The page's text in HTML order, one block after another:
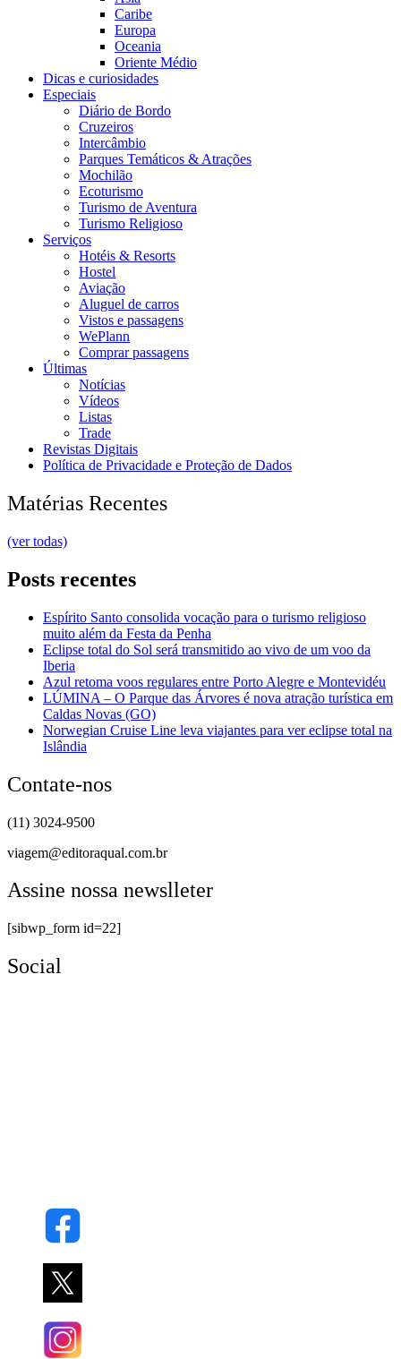
Caribe
Europa
Oceania
Oriente Médio
Dicas e curiosidades
Especiais
Diário de Bordo
Cruzeiros
Intercâmbio
Parques Temáticos & Atrações
Mochilão
Ecoturismo
Turismo de Aventura
Turismo Religioso
Serviços
Hotéis & Resorts
Hostel
Aviação
Aluguel de carros
Vistos e passagens
WePlann
Comprar passagens
Últimas
Notícias
Vídeos
Listas
Trade
Revistas Digitais
Política de Privacidade e Proteção de Dados
Matérias Recentes
(ver todas)
Posts recentes
Espírito Santo consolida vocação para o turismo religioso
muito além da Festa da Penha
Eclipse total do Sol será transmitido ao vivo de um voo da
Iberia
Azul retoma voos regulares entre Porto Alegre e Montevidéu
LÚMINA – O Parque das Árvores é nova atração turística em
Caldas Novas (GO)
Norwegian Cruise Line leva viajantes para ver eclipse total na
Islândia
Contate-nos
(11) 3024-9500
viagem@editoraqual.com.br
Assine nossa newslleter
[sibwp_form id=22]
Social